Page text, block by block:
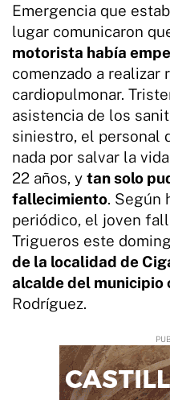
Emergencia que
lugar comunicaron
motorista había
comenzado a realizar
cardiopulmonar.
asistencia de los
siniestro, el personal
nada por salvar la
22 años, y tan solo
fallecimiento. Según
periódico, el joven
Trigueros este
de la localidad de
alcalde del municipio
Rodríguez.